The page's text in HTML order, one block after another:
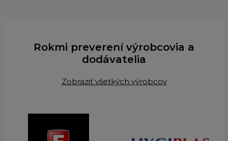
Rokmi preverení výrobcovia a
dodávatelia
Zobraziť všetkých výrobcov